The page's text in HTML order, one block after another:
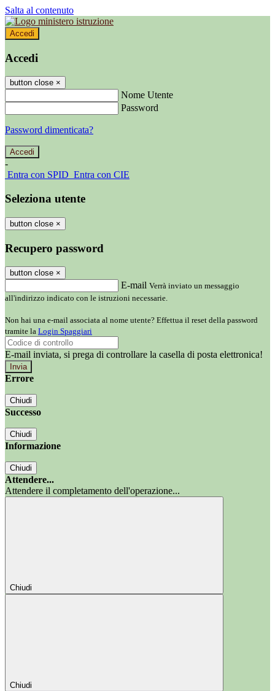
Salta al contenuto
Accedi
Accedi
button close ×
Nome Utente
Password
Password dimenticata?
-
Entra con SPID Entra con CIE
Seleziona utente
button close ×
Recupero password
button close ×
E-mail Verrà inviato un messaggio
all'indirizzo indicato con le istruzioni necessarie.
Non hai una e-mail associata al nome utente? Effettua il reset della password
tramite la Login Spaggiari
E-mail inviata, si prega di controllare la casella di posta elettronica!
Errore
Chiudi
Successo
Chiudi
Informazione
Chiudi
Attendere...
Attendere il completamento dell'operazione...
Chiudi
Chiudi